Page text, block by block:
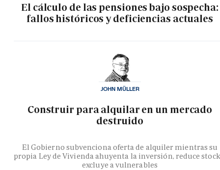
El cálculo de las pensiones bajo sospecha:
fallos históricos y deficiencias actuales
Construir para alquilar en un mercado
destruido
El Gobierno subvenciona oferta de alquiler mientras su
propia Ley de Vivienda ahuyenta la inversión, reduce
excluye a vulnerables
JOHN MÜLLER